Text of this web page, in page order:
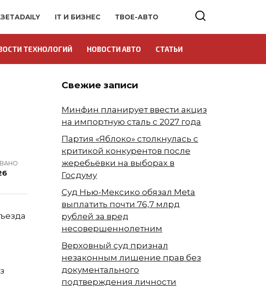
IT И БИЗНЕС ТВОЕ-АВТО
ТЕХНОЛОГИЙ НОВОСТИ АВТО СТАТЬИ
Свежие записи
Минфин планирует ввести акциз
на импортную сталь с 2027 года
Партия «Яблоко» столкнулась с
критикой конкурентов после
жеребьёвки на выборах в
Госдуму
Суд Нью-Мексико обязал Meta
выплатить почти 76,7 млрд
рублей за вред
несовершеннолетним
Верховный суд признал
незаконным лишение прав без
документального
подтверждения личности